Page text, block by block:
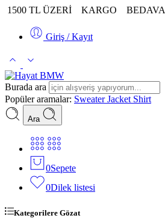
1500 TL ÜZERİ KARGO BEDAVA
Giriş / Kayıt
Burada ara
Popüler aramalar: SweaterJacket Shirt
Ara
0Sepete
0Dilek listesi
Kategorilere Gözat